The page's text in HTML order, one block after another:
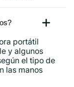
portátil
y algunos
el tipo de
las manos